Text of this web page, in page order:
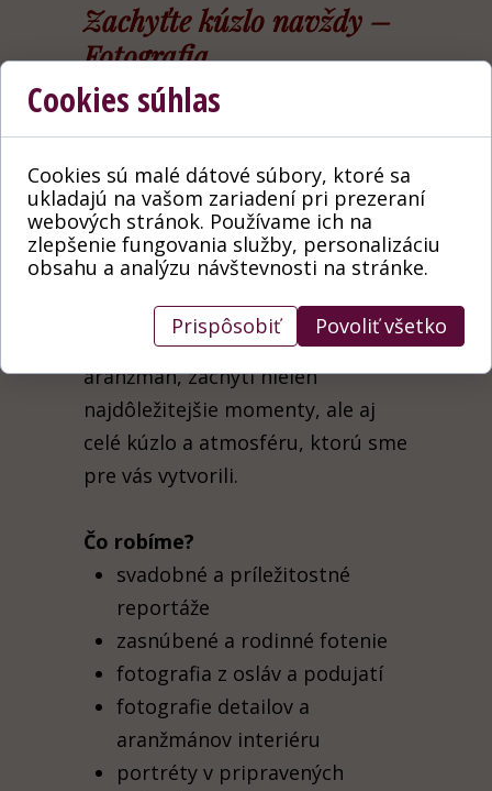
Zachyťte kúzlo navždy –
Fotografia
Vieme, koľko srdca vkladáme do
vytvorenia ideálnej scény. Chceme,
aby tieto prchavé chvíle a precízne
dekorácie zostali s vami navždy.
Preto sme našu ponuku doplnili o
profesionálnu fotografiu.
Náš fotograf, ktorý dokonale
pozná koncept a každý detail
aranžmán, zachytí nielen
najdôležitejšie momenty, ale aj
celé kúzlo a atmosféru, ktorú sme
pre vás vytvorili.
Čo robíme?
svadobné a príležitostné
reportáže
zasnúbené a rodinné fotenie
fotografia z osláv a podujatí
fotografie detailov a
aranžmánov interiéru
portréty v pripravených
Cookies súhlas
Cookies sú malé dátové súbory, ktoré sa
ukladajú na vašom zariadení pri prezeraní
webových stránok. Používame ich na
zlepšenie fungovania služby, personalizáciu
obsahu a analýzu návštevnosti na stránke.
Prispôsobiť Povoliť všetko